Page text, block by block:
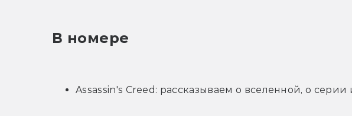
В номере
Assassin's Creed: рассказываем о вселенной, о